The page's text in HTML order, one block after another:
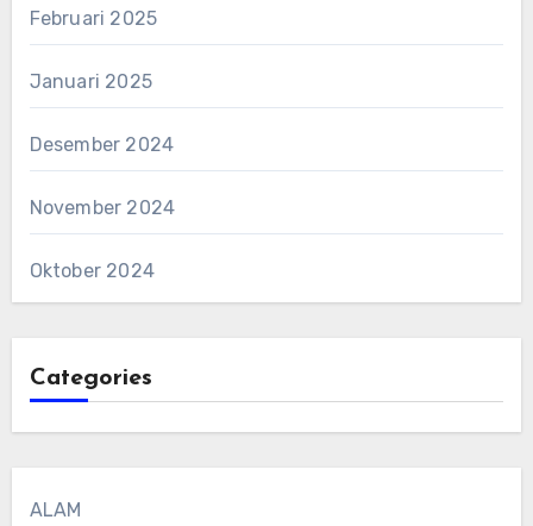
Februari 2025
Januari 2025
Desember 2024
November 2024
Oktober 2024
Categories
ALAM